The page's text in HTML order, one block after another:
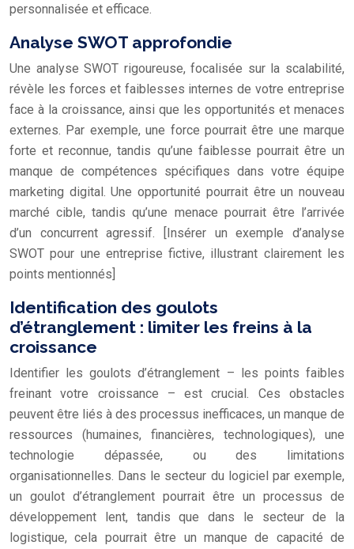
personnalisée et efficace.
Analyse SWOT approfondie
Une analyse SWOT rigoureuse, focalisée sur la scalabilité,
révèle les forces et faiblesses internes de votre entreprise
face à la croissance, ainsi que les opportunités et menaces
externes. Par exemple, une force pourrait être une marque
forte et reconnue, tandis qu’une faiblesse pourrait être un
manque de compétences spécifiques dans votre équipe
marketing digital. Une opportunité pourrait être un nouveau
marché cible, tandis qu’une menace pourrait être l’arrivée
d’un concurrent agressif. [Insérer un exemple d’analyse
SWOT pour une entreprise fictive, illustrant clairement les
points mentionnés]
Identification des goulots
d’étranglement : limiter les freins à la
croissance
Identifier les goulots d’étranglement – les points faibles
freinant votre croissance – est crucial. Ces obstacles
peuvent être liés à des processus inefficaces, un manque de
ressources (humaines, financières, technologiques), une
technologie dépassée, ou des limitations
organisationnelles. Dans le secteur du logiciel par exemple,
un goulot d’étranglement pourrait être un processus de
développement lent, tandis que dans le secteur de la
logistique, cela pourrait être un manque de capacité de